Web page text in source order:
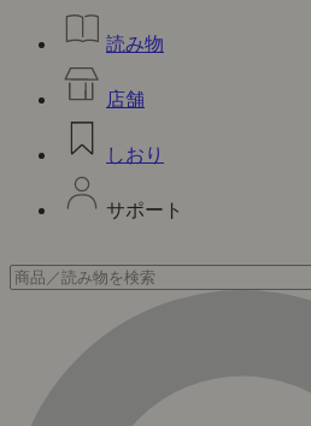
読み物
店舗
しおり
サポート